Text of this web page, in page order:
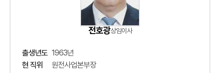
전호광상임이사
출생년도 1963년
현 직위
원전사업본부장